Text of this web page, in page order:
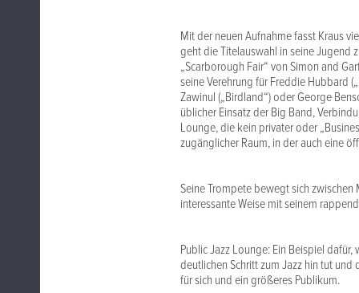
Mit der neuen Aufnahme fasst Kraus
geht die Titelauswahl in seine Jugend
„Scarborough Fair“ von Simon and
seine Verehrung für Freddie Hubbard
Zawinul („Birdland“) oder George
üblicher Einsatz der Big Band,
Lounge, die kein privater oder
zugänglicher Raum, in der auch eine
Seine Trompete bewegt sich
interessante Weise mit seinem
Public Jazz Lounge: Ein Beispiel
deutlichen Schritt zum Jazz hin tut
für sich und ein größeres Publikum.